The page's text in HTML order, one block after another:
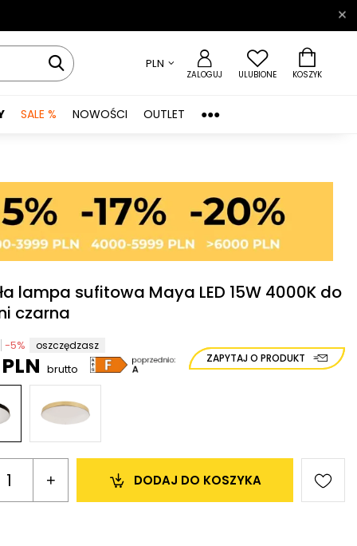
PLN
ZALOGUJ ULUBIONE KOSZYK
SALE % NOWOŚCI OUTLET ●●●
lampa sufitowa Maya LED 15W 4000K do
czarna
-5% oszczędzasz
brutto
ZAPYTAJ O PRODUKT
+ DO KOSZYKA